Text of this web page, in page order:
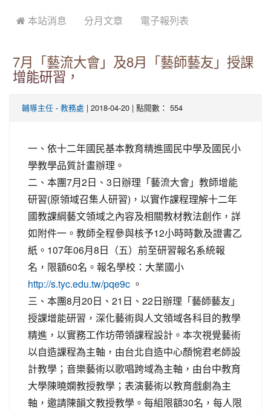
 本站消息 分月文章 電子報列表
7月「藝流大會」及8月「藝師藝友」授課
增能研習，
輔導主任 - 教務處 | 2018-04-20 | 點閱數： 554
一、依十二年國民基本教育精進國民中學及國民小
學教學品質計畫辦理。
二、本團7月2日、3日辦理「藝流大會」教師增能
研習(原領域召集人研習)，以實作課程理解十二年
國教課綱藝文領域之內容及相關教材教法創作，詳
如附件一。教師全程參與核予12小時時數及證書乙
紙。107年06月8日（五）前至研習報名系統報
名，限額60名。報名學校：大業國小
http://s.tyc.edu.tw/pqe9c 。
三、本團8月20日、21日、22日辦理「藝師藝友」
授課增能研習，深化藝術與人文領域各科目的教學
精進，以實務工作坊帶領課程設計。本次視覺藝術
以自造課程為主軸，由台北自造中心顏惋君老師設
計教學；音樂藝術以歌唱跨域為主軸，由台中教育
大學陳曉嫻教授教學；表演藝術以教育戲劇為主
軸，邀請陳韻文教授教學。每組限額30名，每人限